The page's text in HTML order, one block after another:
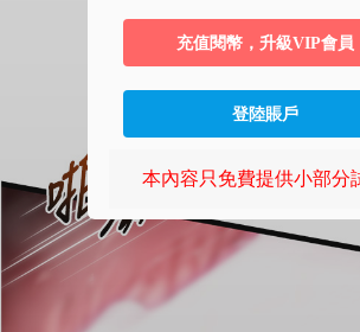
充值閱幣，升級VIP會員
登陸賬戶
本內容只免費提供小部分